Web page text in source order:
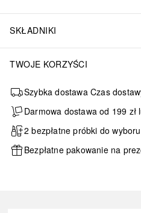
SKŁADNIKI
TWOJE KORZYŚCI
Szybka dostawa Czas
Darmowa dostawa od 199
2 bezpłatne próbki do
Bezpłatne pakowanie na